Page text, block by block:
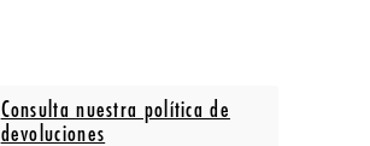
Consulta nuestra política de
devoluciones